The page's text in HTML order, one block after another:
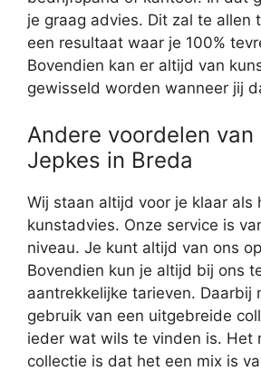
je graag advies. Dit zal te allen
een resultaat waar je 100%
Bovendien kan er altijd van
gewisseld worden wanneer jij
Andere voordelen van
Jepkes in Breda
Wij staan altijd voor je klaar als
kunstadvies. Onze service is
niveau. Je kunt altijd van ons
Bovendien kun je altijd bij ons
aantrekkelijke tarieven. Daarbij
gebruik van een uitgebreide
ieder wat wils te vinden is. Het
collectie is dat het een mix is